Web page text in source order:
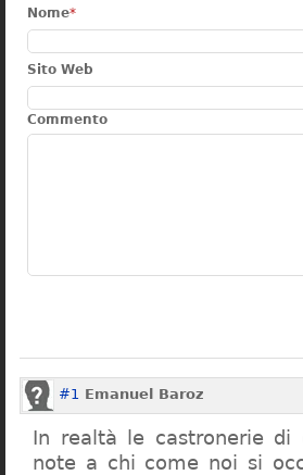
Nome*
Sito Web
Commento
#1 Emanuel Baroz
In realtà le castronerie di
note a chi come noi si